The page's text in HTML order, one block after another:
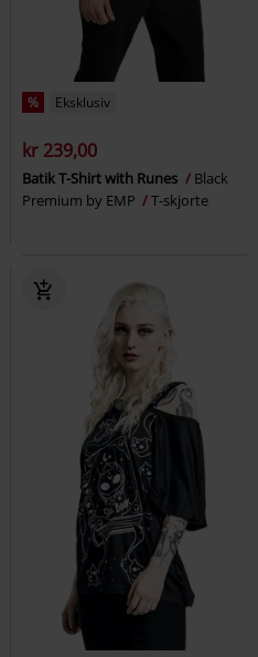
% Eksklusiv
kr 239,00
Batik T-Shirt with Runes
Black
Premium by EMP
T-skjorte